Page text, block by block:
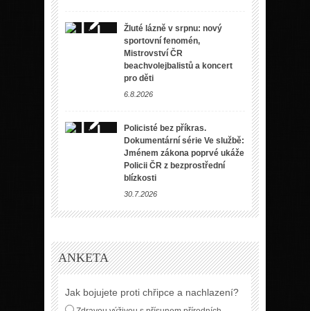
Žluté lázně v srpnu: nový
sportovní fenomén,
Mistrovství ČR
beachvolejbalistů a koncert
pro děti
6.8.2026
Policisté bez příkras.
Dokumentární série Ve službě:
Jménem zákona poprvé ukáže
Policii ČR z bezprostřední
blízkosti
30.7.2026
ANKETA
Jak bojujete proti chřipce a nachlazení?